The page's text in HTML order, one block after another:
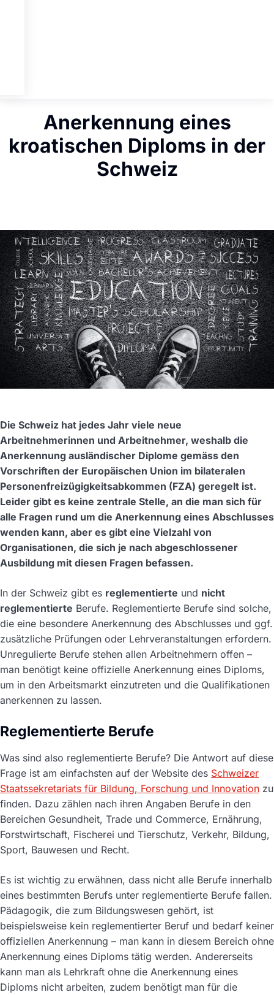
Anerkennung eines
kroatischen Diploms in der
Schweiz
Die Schweiz hat jedes Jahr viele neue
Arbeitnehmerinnen und Arbeitnehmer, weshalb die
Anerkennung ausländischer Diplome gemäss den
Vorschriften der Europäischen Union im bilateralen
Personenfreizügigkeitsabkommen (FZA) geregelt ist.
Leider gibt es keine zentrale Stelle, an die man sich für
alle Fragen rund um die Anerkennung eines Abschlusses
wenden kann, aber es gibt eine Vielzahl von
Organisationen, die sich je nach abgeschlossener
Ausbildung mit diesen Fragen befassen.
In der Schweiz gibt es reglementierte und nicht
reglementierte Berufe. Reglementierte Berufe sind solche,
die eine besondere Anerkennung des Abschlusses und ggf.
zusätzliche Prüfungen oder Lehrveranstaltungen erfordern.
Unregulierte Berufe stehen allen Arbeitnehmern offen –
man benötigt keine offizielle Anerkennung eines Diploms,
um in den Arbeitsmarkt einzutreten und die Qualifikationen
anerkennen zu lassen.
Reglementierte Berufe
Was sind also reglementierte Berufe? Die Antwort auf diese
Frage ist am einfachsten auf der Website des Schweizer
Staatssekretariats für Bildung, Forschung und Innovation zu
finden. Dazu zählen nach ihren Angaben Berufe in den
Bereichen Gesundheit, Trade und Commerce, Ernährung,
Forstwirtschaft, Fischerei und Tierschutz, Verkehr, Bildung,
Sport, Bauwesen und Recht.
Es ist wichtig zu erwähnen, dass nicht alle Berufe innerhalb
eines bestimmten Berufs unter reglementierte Berufe fallen.
Pädagogik, die zum Bildungswesen gehört, ist
beispielsweise kein reglementierter Beruf und bedarf keiner
offiziellen Anerkennung – man kann in diesem Bereich ohne
Anerkennung eines Diploms tätig werden. Andererseits
kann man als Lehrkraft ohne die Anerkennung eines
Diploms nicht arbeiten, zudem benötigt man für die